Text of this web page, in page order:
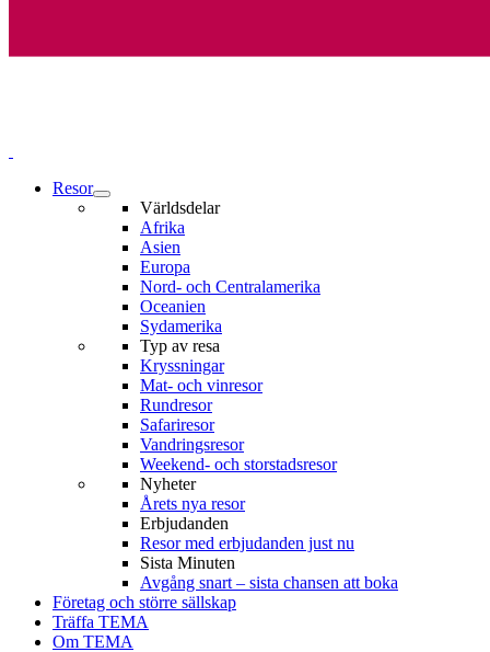
Resor
Världsdelar
Afrika
Asien
Europa
Nord- och Centralamerika
Oceanien
Sydamerika
Typ av resa
Kryssningar
Mat- och vinresor
Rundresor
Safariresor
Vandringsresor
Weekend- och storstadsresor
Nyheter
Årets nya resor
Erbjudanden
Resor med erbjudanden just nu
Sista Minuten
Avgång snart – sista chansen att boka
Företag och större sällskap
Träffa TEMA
Om TEMA